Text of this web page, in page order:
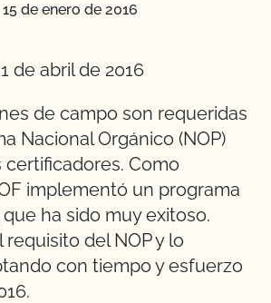
15 de enero de 2016
de abril de 2016
de campo son requeridas
Nacional Orgánico (NOP)
certificadores. Como
implementó un programa
ha sido muy exitoso.
del NOP y lo
con tiempo y esfuerzo